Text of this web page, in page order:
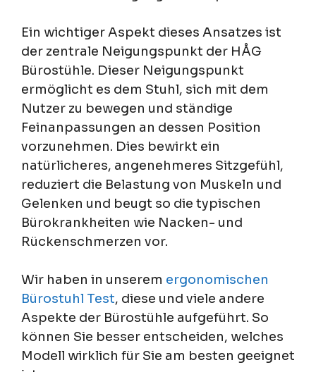
Ein wichtiger Aspekt dieses Ansatzes ist
der zentrale Neigungspunkt der HÅG
Bürostühle. Dieser Neigungspunkt
ermöglicht es dem Stuhl, sich mit dem
Nutzer zu bewegen und ständige
Feinanpassungen an dessen Position
vorzunehmen. Dies bewirkt ein
natürlicheres, angenehmeres Sitzgefühl,
reduziert die Belastung von Muskeln und
Gelenken und beugt so die typischen
Bürokrankheiten wie Nacken- und
Rückenschmerzen vor.
Wir haben in unserem ergonomischen
Bürostuhl Test, diese und viele andere
Aspekte der Bürostühle aufgeführt. So
können Sie besser entscheiden, welches
Modell wirklich für Sie am besten geeignet